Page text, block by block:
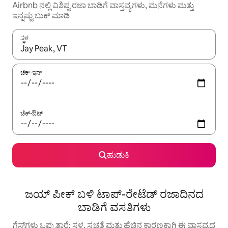
Airbnb ನಲ್ಲಿ ವಿಶಿಷ್ಟ ರಜಾ ಬಾಡಿಗೆ ವಾಸ್ತವ್ಯಗಳು, ಮನೆಗಳು ಮತ್ತು
ಇನ್ನಷ್ಟು ಬುಕ್ ಮಾಡಿ
ಸ್ಥಳ
ಫಲಿತಾಂಶಗಳು ಲಭ್ಯವಿರುವಾಗ, ಅಪ್ ಮತ್ತು ಡೌನ್ ಬಾಣದ ಕೀಲಿಗಳೊಂದಿಗೆ
ಚೆಕ್-ಇನ್
ಚೆಕ್-ಔಟ್
ಹುಡುಕಿ
ಜಯ್ ಪೀಕ್ ಬಳಿ ಟಾಪ್-ರೇಟೆಡ್ ರಜಾದಿನದ
ಬಾಡಿಗೆ ವಸತಿಗಳು
ಗೆಸ್ಟ್‌ಗಳು ಒಪ್ಪುತ್ತಾರೆ: ಸ್ಥಳ, ಸ್ವಚ್ಛತೆ ಮತ್ತು ಹೆಚ್ಚಿನ ಕಾರಣಕ್ಕಾಗಿ ಈ ವಾಸ್ತವ್ಯದ